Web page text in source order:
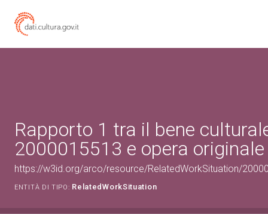
Rapporto 1 tra il bene
2000015513 e opera
https://w3id.org/arco/resource/RelatedWorkSituation/
ENTITÀ DI TIPO: RelatedWorkSituation